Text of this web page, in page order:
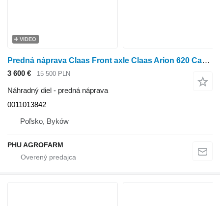
VIDEO
Predná náprava Claas Front axle Claas Arion 620 Carraro 20.25Si 0011013842 na kolesového traktora Claas Arion 620
3 600 € 15 500 PLN
Náhradný diel - predná náprava
0011013842
Poľsko, Byków
PHU AGROFARM